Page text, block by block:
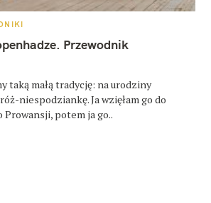
Przewodnik
taką małą tradycję: na urodziny
niespodziankę. Ja wzięłam go do
Prowansji, potem ja go..